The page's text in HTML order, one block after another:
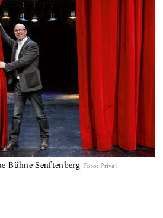
Bühne Senftenberg Foto: Privat